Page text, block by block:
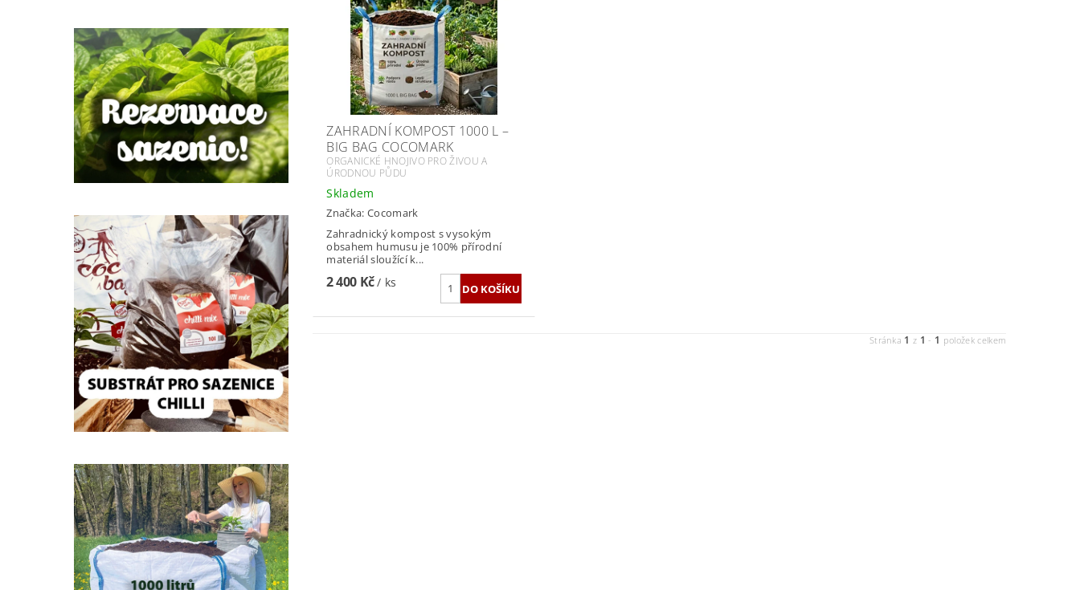
ZAHRADNÍ KOMPOST 1000 L –
BIG BAG COCOMARK
ORGANICKÉ HNOJIVO PRO ŽIVOU A
ÚRODNOU PŮDU
Skladem
Značka: Cocomark
Zahradnický kompost s vysokým
obsahem humusu je 100% přírodní
materiál sloužící k...
2 400 Kč/ ks
Stránka 1 z 1 - 1 položek celkem